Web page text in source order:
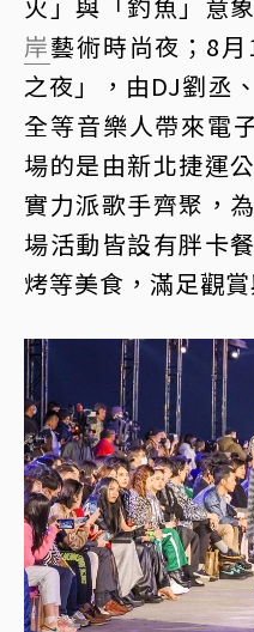
岸藝術時尚夜；8
之夜」，由DJ劉丞
全等音樂人帶來電
場的是由新北捷運
實力派歌手齊聚，
場活動皆設有胖卡
烤等美食，滿足觀